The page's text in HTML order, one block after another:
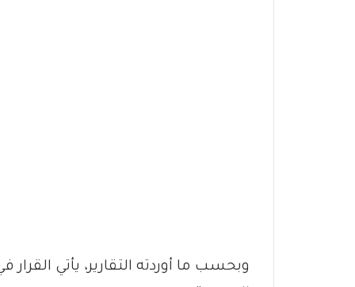
وبحسب ما أوردته التقارير، يأتي